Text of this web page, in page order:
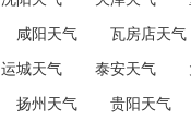
咸阳天气 瓦房店天气
运城天气 泰安天气
扬州天气 贵阳天气